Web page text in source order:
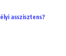
asszisztens?